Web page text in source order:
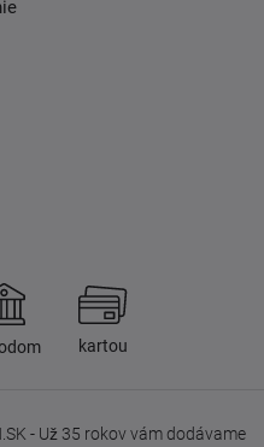
kartou
- Už 35 rokov vám dodávame